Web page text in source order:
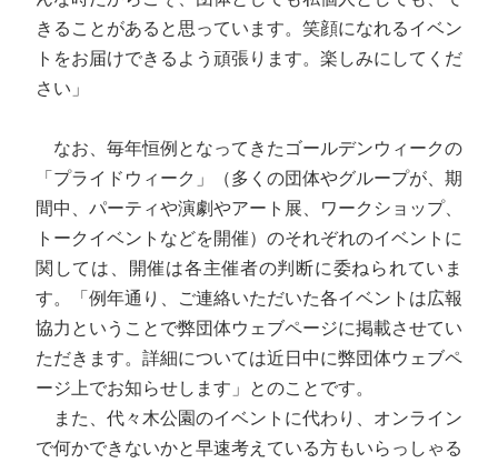
きることがあると思っています。笑顔になれるイベン
トをお届けできるよう頑張ります。楽しみにしてくだ
さい」
なお、毎年恒例となってきたゴールデンウィークの
「プライドウィーク」（多くの団体やグループが、期
間中、パーティや演劇やアート展、ワークショップ、
トークイベントなどを開催）のそれぞれのイベントに
関しては、開催は各主催者の判断に委ねられていま
す。「例年通り、ご連絡いただいた各イベントは広報
協力ということで弊団体ウェブページに掲載させてい
ただきます。詳細については近日中に弊団体ウェブペ
ージ上でお知らせします」とのことです。
また、代々木公園のイベントに代わり、オンライン
で何かできないかと早速考えている方もいらっしゃる